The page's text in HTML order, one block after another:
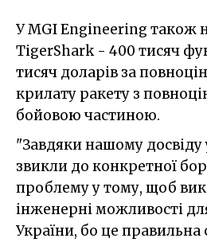
У MGI Engineering також
TigerShark - 400 тисяч
тисяч доларів за
крилату ракету з
бойовою частиною.
"Завдяки нашому
звикли до конкретної
проблему у тому, щоб
інженерні можливості
України, бо це правильна